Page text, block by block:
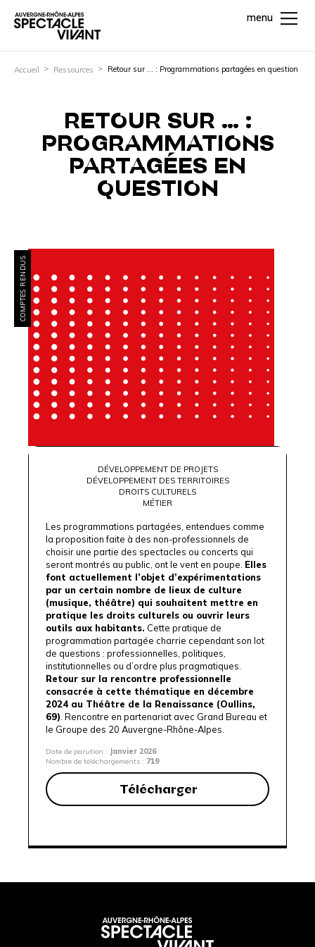
menu
Accueil Ressources Retour sur … : Programmations partagées en question
RETOUR SUR … :
PROGRAMMATIONS
PARTAGÉES EN
QUESTION
COMPTES RENDUS
DÉVELOPPEMENT DE PROJETS
DÉVELOPPEMENT DES TERRITOIRES
DROITS CULTURELS
MÉTIER
Les programmations partagées, entendues comme
la proposition faite à des non-professionnels de
choisir une partie des spectacles ou concerts qui
seront montrés au public, ont le vent en poupe. Elles
font actuellement l’objet d’expérimentations
par un certain nombre de lieux de culture
(musique, théâtre) qui souhaitent mettre en
pratique les droits culturels ou ouvrir leurs
outils aux habitants. Cette pratique de
programmation partagée charrie cependant son lot
de questions : professionnelles, politiques,
institutionnelles ou d’ordre plus pragmatiques.
Retour sur la rencontre professionnelle
consacrée à cette thématique en décembre
2024 au Théâtre de la Renaissance (Oullins,
69) . Rencontre en partenariat avec Grand Bureau et
le Groupe des 20 Auvergne-Rhône-Alpes
Date de parution : Janvier 2026
Nombre de téléchargements : 719
Télécharger